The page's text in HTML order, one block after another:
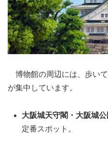
博物館の周辺には、歩い
が集中しています。
大阪城天守閣・大阪城公
定番スポット。